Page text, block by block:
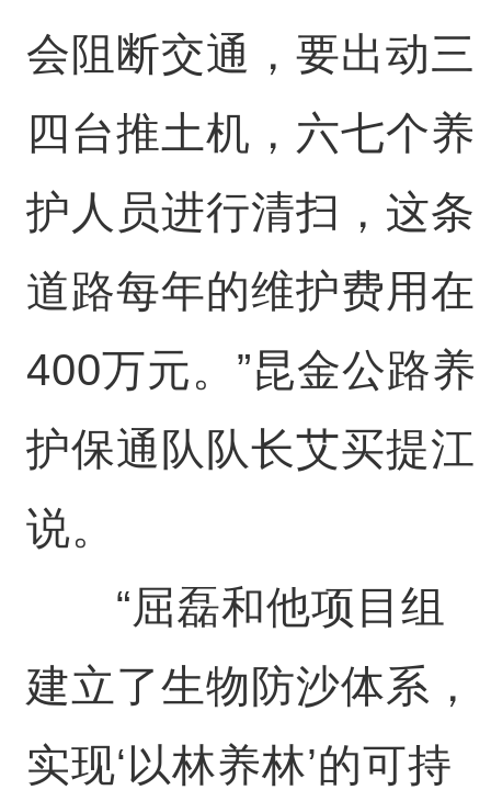
会阻断交通，要出动三
四台推土机，六七个养
护人员进行清扫，这条
道路每年的维护费用在
400万元。”昆金公路养
护保通队队长艾买提江
说。
“屈磊和他项目组
建立了生物防沙体系，
实现‘以林养林’的可持